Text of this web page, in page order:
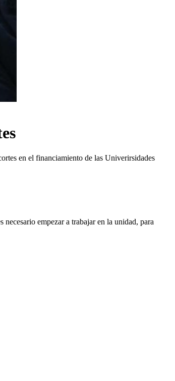
en el financiamiento de las Univerirsidades
empezar a trabajar en la unidad, para